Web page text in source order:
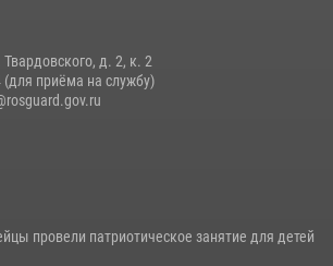
Росгвардия (видео)
места массового пребывания молодежи в
д. 2, к. 2
(для приёма на службу)
провели патриотическое занятие для детей